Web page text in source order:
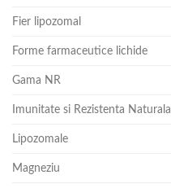
Fier lipozomal
Forme farmaceutice lichide
Gama NR
Imunitate si Rezistenta Naturala
Lipozomale
Magneziu